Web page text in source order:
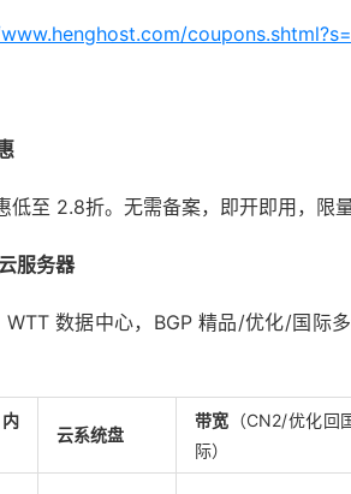
低至 2.8折。无需备案，即开即用，限量
服务器
数据中心，BGP 精品/优化/国际
云系统盘
带宽 （CN2/优化回
际）